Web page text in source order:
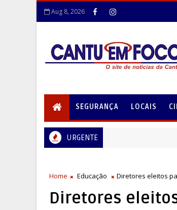
Aug 8, 2026
SEGURANÇA LOCAIS
URGENTE
Home Educação Diretores eleitos
Diretores